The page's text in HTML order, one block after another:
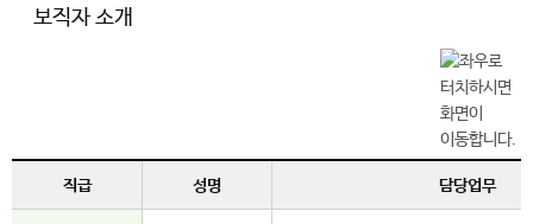
보직자 소개
직급 성명 담당업무